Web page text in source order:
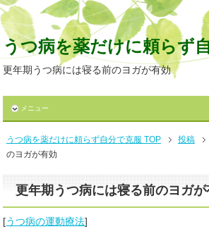
うつ病を薬だけに頼らず
更年期うつ病には寝る前のヨガが有効
メニュー
うつ病を薬だけに頼らず自分で克服 TOP 投稿
のヨガが有効
更年期うつ病には寝る前のヨガ
[うつ病の運動療法]